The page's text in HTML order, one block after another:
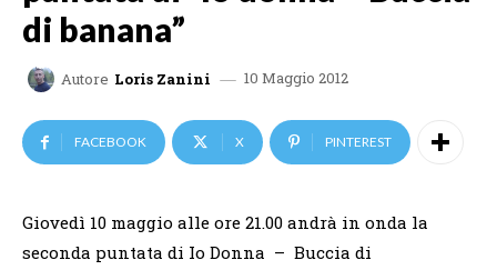
di banana”
Autore Loris Zanini 10 Maggio 2012
FACEBOOK X PINTEREST
Giovedì 10 maggio alle ore 21.00 andrà in onda la
seconda puntata di Io Donna – Buccia di